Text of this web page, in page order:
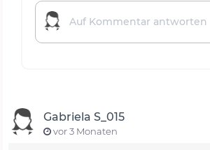
Gabriela S_015
vor 3 Monaten